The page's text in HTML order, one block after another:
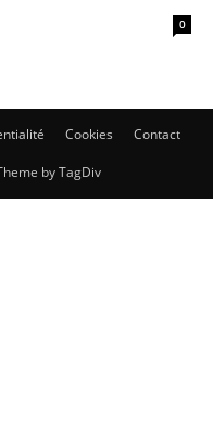
0
Cookies Contact
by TagDiv